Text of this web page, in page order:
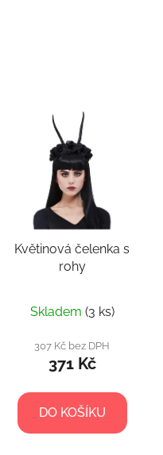
Květinová čelenka s
rohy
Skladem (3 ks)
307 Kč bez DPH
371 Kč
DO KOŠÍKU